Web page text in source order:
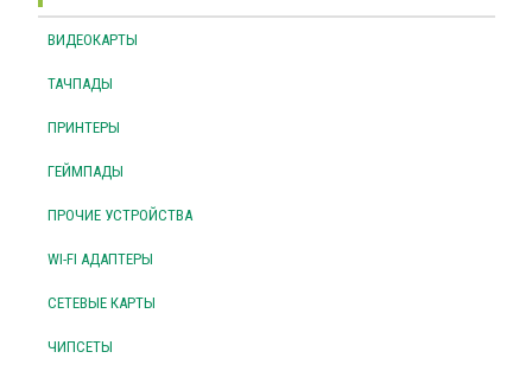
ВИДЕОКАРТЫ
ТАЧПАДЫ
ПРИНТЕРЫ
ГЕЙМПАДЫ
ПРОЧИЕ УСТРОЙСТВА
WI-FI АДАПТЕРЫ
СЕТЕВЫЕ КАРТЫ
ЧИПСЕТЫ